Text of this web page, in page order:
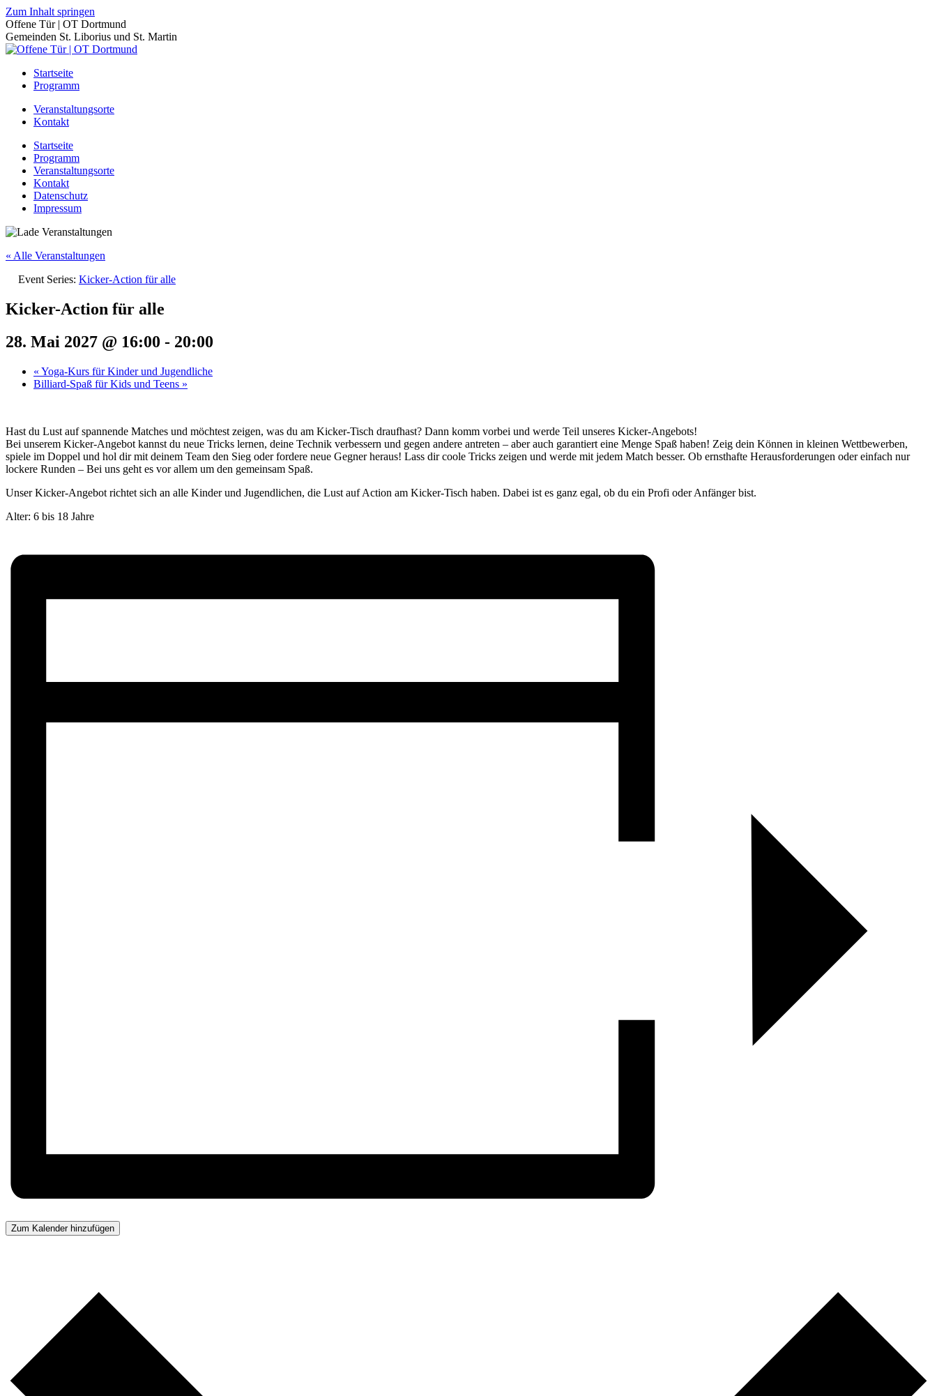
Zum Inhalt springen
Offene Tür | OT Dortmund
Gemeinden St. Liborius und St. Martin
Startseite
Programm
Veranstaltungsorte
Kontakt
Startseite
Programm
Veranstaltungsorte
Kontakt
Datenschutz
Impressum
« Alle Veranstaltungen
Event Series: Kicker-Action für alle
Kicker-Action für alle
28. Mai 2027 @ 16:00 - 20:00
« Yoga-Kurs für Kinder und Jugendliche
Billiard-Spaß für Kids und Teens »
Hast du Lust auf spannende Matches und möchtest zeigen, was du am Kicker-Tisch draufhast? Dann komm vorbei und werde Teil unseres Kicker-Angebots!
Bei unserem Kicker-Angebot kannst du neue Tricks lernen, deine Technik verbessern und gegen andere antreten – aber auch garantiert eine Menge Spaß haben! Zeig dein Können in kleinen Wettbewerben,
spiele im Doppel und hol dir mit deinem Team den Sieg oder fordere neue Gegner heraus! Lass dir coole Tricks zeigen und werde mit jedem Match besser. Ob ernsthafte Herausforderungen oder einfach nur
lockere Runden – Bei uns geht es vor allem um den gemeinsam Spaß.
Unser Kicker-Angebot richtet sich an alle Kinder und Jugendlichen, die Lust auf Action am Kicker-Tisch haben. Dabei ist es ganz egal, ob du ein Profi oder Anfänger bist.
Alter: 6 bis 18 Jahre
Zum Kalender hinzufügen